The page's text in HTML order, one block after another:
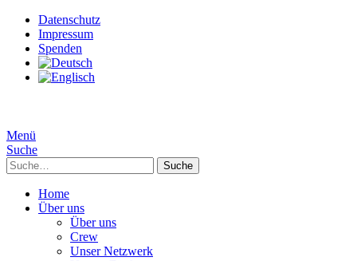
Datenschutz
Impressum
Spenden
Menü
Suche
Suche
Home
Über uns
Über uns
Crew
Unser Netzwerk